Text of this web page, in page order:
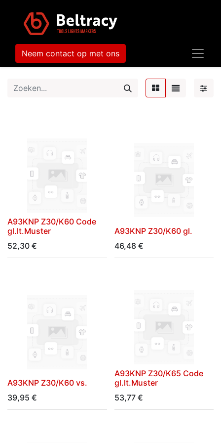
Neem contact op met ons
A93KNP Z30/K60 Code
gl.lt.Muster
52,30 €
A93KNP Z30/K60 gl.
46,48 €
A93KNP Z30/K60 vs.
39,95 €
A93KNP Z30/K65 Code
gl.lt.Muster
53,77€